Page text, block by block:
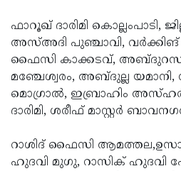
ഫാറൂഖ് ദാരിമി കൊല്ലംപാടി,
അസ്അദി പുഞ്ചാവി,
ഫൈസി കാക്കടവ്,
മഞ്ചേശ്വരം, അബ്ദുല്ല യമാനി,
മൊഗ്രാൽ, ഇബ്രാഹിം
ദാരിമി, ശരീഫ് മാസ്റ്റർ
റാശിദ് ഫൈസി
ഹുദവി മുഗു, റാസിക് ഹുദവി